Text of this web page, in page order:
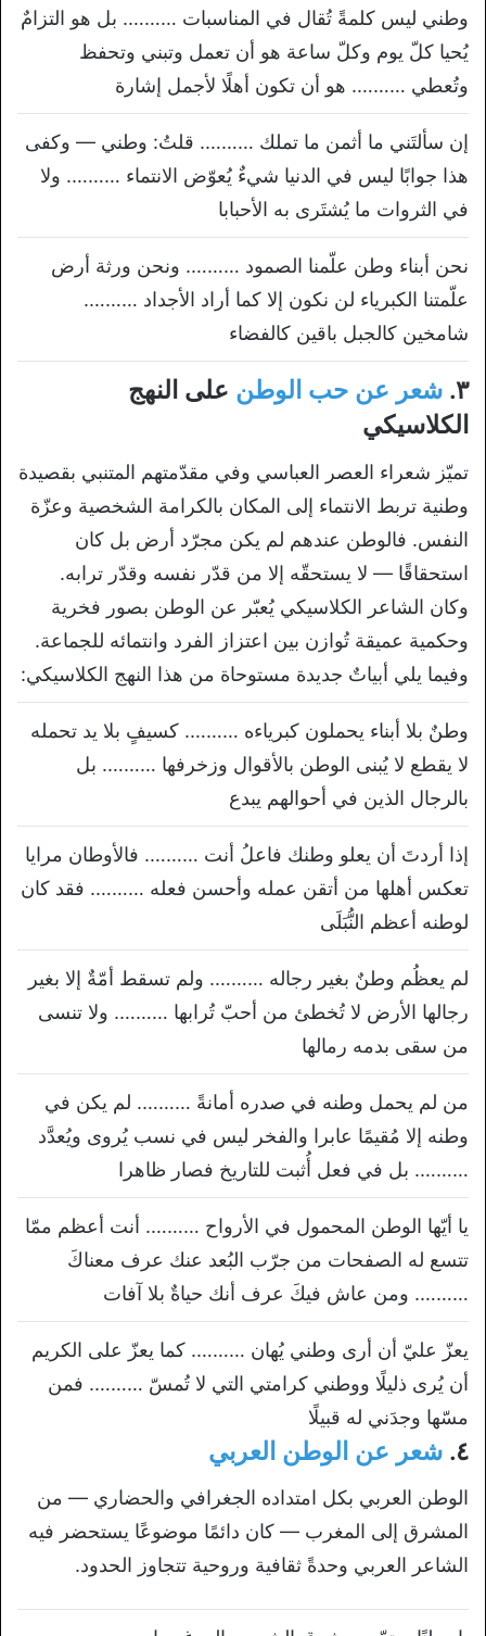
وطني ليس كلمةً تُقال في المناسبات ………. بل هو التزامٌ
يُحيا كلّ يوم وكلّ ساعة هو أن تعمل وتبني وتحفظ
وتُعطي ………. هو أن تكون أهلًا لأجمل إشارة
إن سألتَني ما أثمن ما تملك ………. قلتُ: وطني — وكفى
هذا جوابًا ليس في الدنيا شيءٌ يُعوّض الانتماء ………. ولا
في الثروات ما يُشتَرى به الأحبابا
نحن أبناء وطن علّمنا الصمود ………. ونحن ورثة أرض
علّمتنا الكبرياء لن نكون إلا كما أراد الأجداد ……….
شامخين كالجبل باقين كالفضاء
٣. شعر عن حب الوطن على النهج
الكلاسيكي
تميّز شعراء العصر العباسي وفي مقدّمتهم المتنبي بقصيدة
وطنية تربط الانتماء إلى المكان بالكرامة الشخصية وعزّة
النفس. فالوطن عندهم لم يكن مجرّد أرض بل كان
استحقاقًا — لا يستحقّه إلا من قدّر نفسه وقدّر ترابه.
وكان الشاعر الكلاسيكي يُعبّر عن الوطن بصور فخرية
وحكمية عميقة تُوازن بين اعتزاز الفرد وانتمائه للجماعة.
وفيما يلي أبياتٌ جديدة مستوحاة من هذا النهج الكلاسيكي:
وطنٌ بلا أبناء يحملون كبرياءه ………. كسيفٍ بلا يد تحمله
لا يقطع لا يُبنى الوطن بالأقوال وزخرفها ………. بل
بالرجال الذين في أحوالهم يبدع
إذا أردتَ أن يعلو وطنك فاعلُ أنت ………. فالأوطان مرايا
تعكس أهلها من أتقن عمله وأحسن فعله ………. فقد كان
لوطنه أعظم النُّبَلَى
لم يعظُم وطنٌ بغير رجاله ………. ولم تسقط أمّةٌ إلا بغير
رجالها الأرض لا تُخطئ من أحبّ تُرابها ………. ولا تنسى
من سقى بدمه رمالها
من لم يحمل وطنه في صدره أمانةً ………. لم يكن في
وطنه إلا مُقيمًا عابرا والفخر ليس في نسب يُروى ويُعدَّد
………. بل في فعل أُثبت للتاريخ فصار ظاهرا
يا أيّها الوطن المحمول في الأرواح ………. أنت أعظم ممّا
تتسع له الصفحات من جرّب البُعد عنك عرف معناكَ
………. ومن عاش فيكَ عرف أنك حياةٌ بلا آفات
يعزّ عليّ أن أرى وطني يُهان ………. كما يعزّ على الكريم
أن يُرى ذليلًا ووطني كرامتي التي لا تُمسّ ………. فمن
مسّها وجدَني له قبيلًا
٤. شعر عن الوطن العربي
الوطن العربي بكل امتداده الجغرافي والحضاري — من
المشرق إلى المغرب — كان دائمًا موضوعًا يستحضر فيه
الشاعر العربي وحدةً ثقافية وروحية تتجاوز الحدود.